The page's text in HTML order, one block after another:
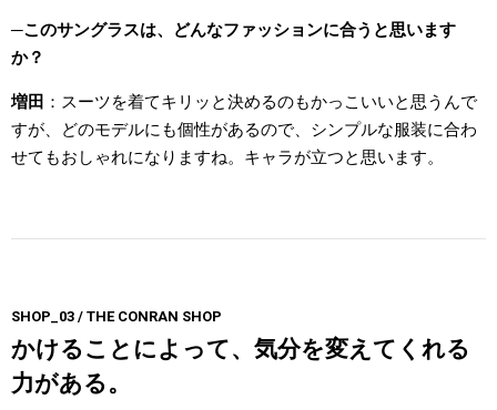
このサングラスは、どんなファッションに合うと思います
か？
増田
スーツを着てキリッと決めるのもかっこいいと思うんで
すが、どのモデルにも個性があるので、シンプルな服装に合わ
せてもおしゃれになりますね。キャラが立つと思います。
SHOP_03 / THE CONRAN SHOP
かけることによって、気分を変えてくれる
力がある。